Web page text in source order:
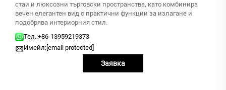
стаи и люксозни търговски пространства, като комбинира
вечен елегантен вид с практични функции за излагане и
подобрява интериорния стил.
Тел.:+86-13959219373
Имейл: [email protected]
Заявка